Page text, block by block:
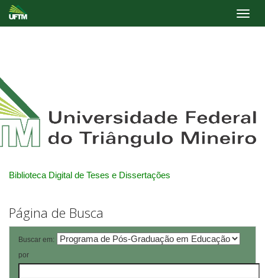
Biblioteca Digital de Teses e Dissertações
Página de Busca
Buscar em:
por